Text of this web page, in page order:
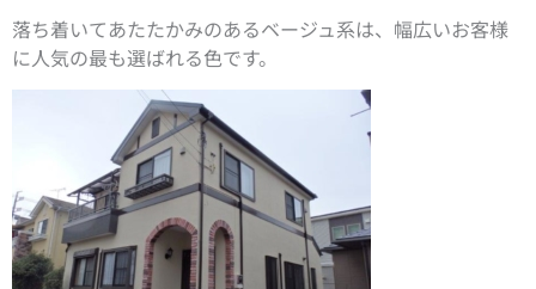
落ち着いてあたたかみのあるベージュ系は、幅広いお客様
に人気の最も選ばれる色です。